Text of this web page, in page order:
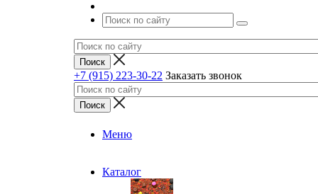
+7 (915) 223-30-22 Заказать звонок
Меню
Каталог